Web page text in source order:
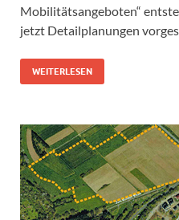
Mobilitätsangeboten“
jetzt Detailplanungen
WEITERLESEN